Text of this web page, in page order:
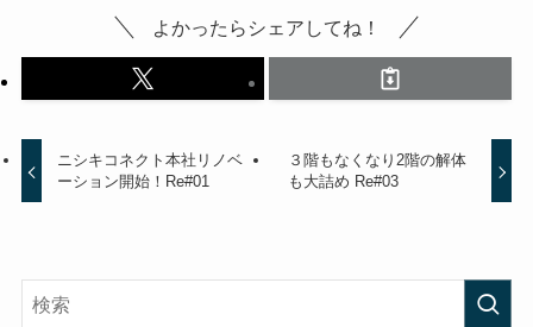
よかったらシェアしてね！
ニシキコネクト本社リノベ
ーション開始！Re#01
３階もなくなり2階の解体
も大詰め Re#03